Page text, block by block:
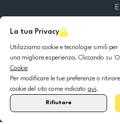
La tua Privacy
Utilizziamo cookie e tecnologie simili
una migliore esperienza. Cliccando su
Cookie
Per modificare le tue preferenze o
cookie del sito come indicato qui.
Rifiutare
© 2025 DocDental.
United